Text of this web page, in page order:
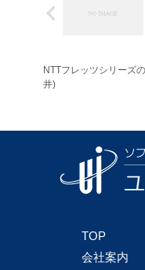
NTTフレッツシリーズ
井)
TOP
会社案内